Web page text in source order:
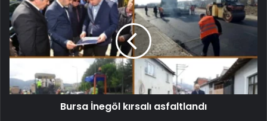
Bursa İnegöl kırsalı asfaltlandı